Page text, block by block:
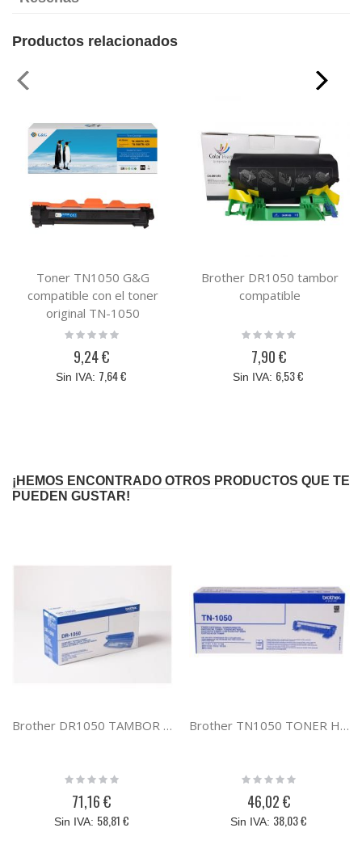
Productos relacionados
Toner TN1050 G&G
compatible con el toner
original TN-1050
Rating:
9,24 €
7,64 €
Brother DR1050 tambor
compatible
Rating:
7,90 €
6,53 €
¡HEMOS ENCONTRADO OTROS PRODUCTOS QUE TE
PUEDEN GUSTAR!
Brother DR1050 TAMBOR HL-1110
Rating:
71,16 €
58,81 €
Brother TN1050 TONER HL-1110
Rating:
46,02 €
38,03 €